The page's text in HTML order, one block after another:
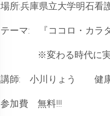
場所:兵庫県立大学明石看
テーマ: 『ココロ・カラ
※変わる時代に実践す
講師: 小川りょう 健康
参加費 無料!!!